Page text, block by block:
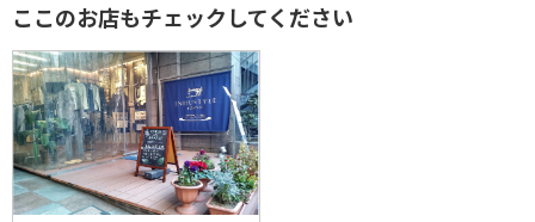
ここのお店もチェックしてください